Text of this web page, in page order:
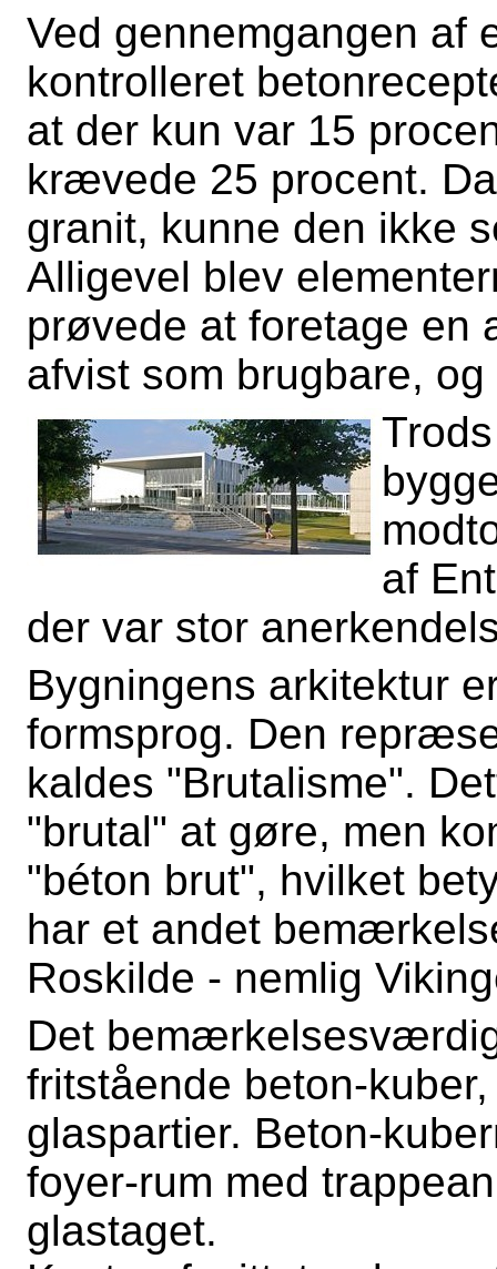
Ved gennemgangen af
kontrolleret
at der kun var 15
krævede 25 procent.
granit, kunne den ikke
Alligevel blev
prøvede at foretage en
afvist som brugbare,
af
der var stor
Bygningens arkitektur
formsprog. Den
kaldes "Brutalisme".
"brutal" at gøre, men
"béton brut", hvilket
har et andet
Roskilde - nemlig
Det
fritstående beton-
glaspartier. Beton-
foyer-rum med
glastaget.